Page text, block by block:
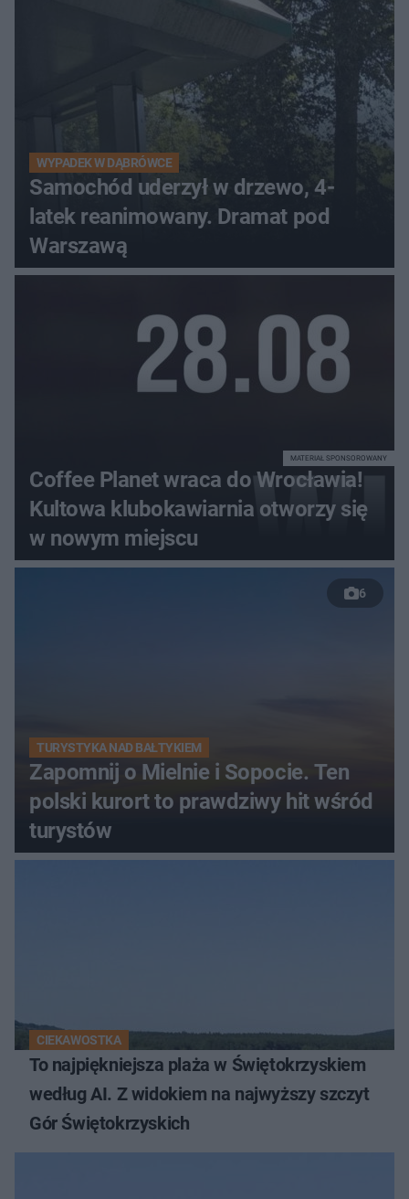
WYPADEK W DĄBRÓWCE
Samochód uderzył w drzewo, 4-
latek reanimowany. Dramat pod
Warszawą
Coffee Planet wraca do Wrocławia!
Kultowa klubokawiarnia otworzy się
w nowym miejscu
MATERIAŁ SPONSOROWANY
6
TURYSTYKA NAD BAŁTYKIEM
Zapomnij o Mielnie i Sopocie. Ten
polski kurort to prawdziwy hit wśród
turystów
CIEKAWOSTKA
To najpiękniejsza plaża w Świętokrzyskiem
według AI. Z widokiem na najwyższy szczyt
Gór Świętokrzyskich